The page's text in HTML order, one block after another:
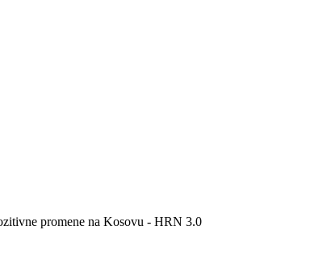
promene na Kosovu - HRN 3.0